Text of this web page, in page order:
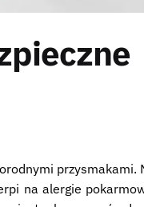
przysmakami.
na alergie